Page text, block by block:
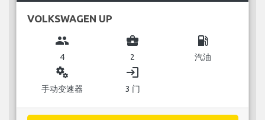
VOLKSWAGEN UP
group
4
business_center
2
local_gas_station
汽油
miscellaneous_services
手动变速器
login
3 门